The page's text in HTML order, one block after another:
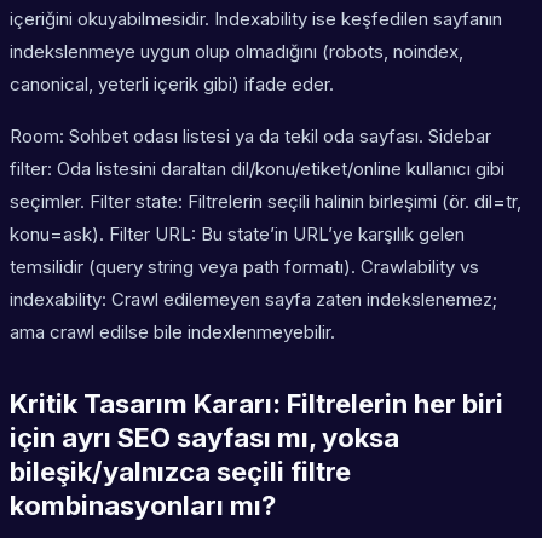
içeriğini okuyabilmesidir. Indexability ise keşfedilen sayfanın
indekslenmeye uygun olup olmadığını (robots, noindex,
canonical, yeterli içerik gibi) ifade eder.
Room: Sohbet odası listesi ya da tekil oda sayfası. Sidebar
filter: Oda listesini daraltan dil/konu/etiket/online kullanıcı gibi
seçimler. Filter state: Filtrelerin seçili halinin birleşimi (ör. dil=tr,
konu=ask). Filter URL: Bu state’in URL’ye karşılık gelen
temsilidir (query string veya path formatı). Crawlability vs
indexability: Crawl edilemeyen sayfa zaten indekslenemez;
ama crawl edilse bile indexlenmeyebilir.
Kritik Tasarım Kararı: Filtrelerin her biri
için ayrı SEO sayfası mı, yoksa
bileşik/yalnızca seçili filtre
kombinasyonları mı?